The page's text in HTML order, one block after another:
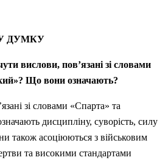
ДУМКУ
вислови, пов’язані зі словами
Що вони означають?
зі словами «Спарта» та
дисципліну, суворість, силу
також асоціюються з військовим
та високими стандартами